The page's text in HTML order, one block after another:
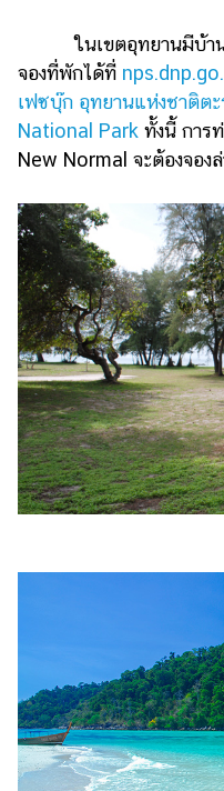
ในเขตอุทยานมีบ้านพั
จองที่พักได้ที่
เฟซบุ๊ก อุทยานแห่งชาติต
National Park ทั้งนี้ การ
New Normal จะต้องจอง